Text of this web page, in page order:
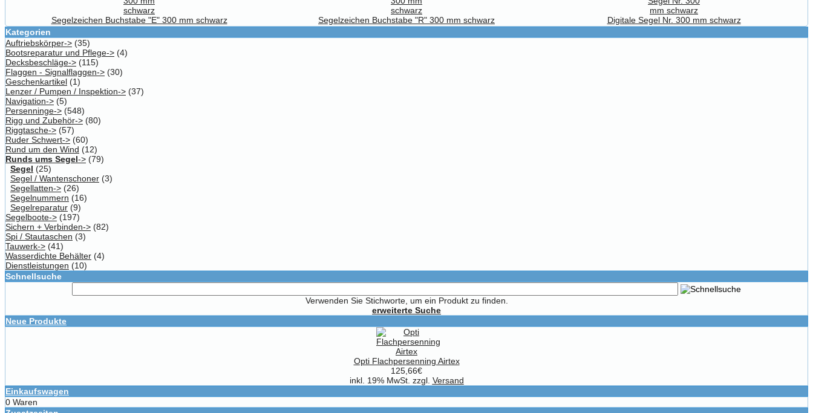
Segelzeichen Buchstabe "E" 300 mm schwarz Segelzeichen Buchstabe "R" 300 mm schwarz
Digitale Segel Nr. 300 mm schwarz
Kategorien
Auftriebskörper-> (35)
Bootsreparatur und Pflege-> (4)
Decksbeschläge-> (115)
Flaggen - Signalflaggen-> (30)
Geschenkartikel (1)
Lenzer / Pumpen / Inspektion-> (37)
Navigation-> (5)
Persenninge-> (548)
Rigg und Zubehör-> (80)
Riggtasche-> (57)
Ruder Schwert-> (60)
Rund um den Wind (12)
Runds ums Segel-> (79)
Segel (25)
Segel / Wantenschoner (3)
Segellatten-> (26)
Segelnummern (16)
Segelreparatur (9)
Segelboote-> (197)
Sichern + Verbinden-> (82)
Spi / Stautaschen (3)
Tauwerk-> (41)
Wasserdichte Behälter (4)
Dienstleistungen (10)
Schnellsuche
Verwenden Sie Stichworte, um ein Produkt zu finden.
erweiterte Suche
Neue Produkte
Opti Flachpersenning Airtex
125,66€
inkl. 19% MwSt. zzgl. Versand
Einkaufswagen
0 Waren